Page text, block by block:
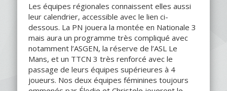
Les équipes régionales connaissent elles aussi
leur calendrier, accessible avec le lien ci-
dessous. La PN jouera la montée en Nationale 3
mais aura un programme très compliqué avec
notamment l’ASGEN, la réserve de l’ASL Le
Mans, et un TTCN 3 très renforcé avec le
passage de leurs équipes supérieures à 4
joueurs. Nos deux équipes féminines toujours